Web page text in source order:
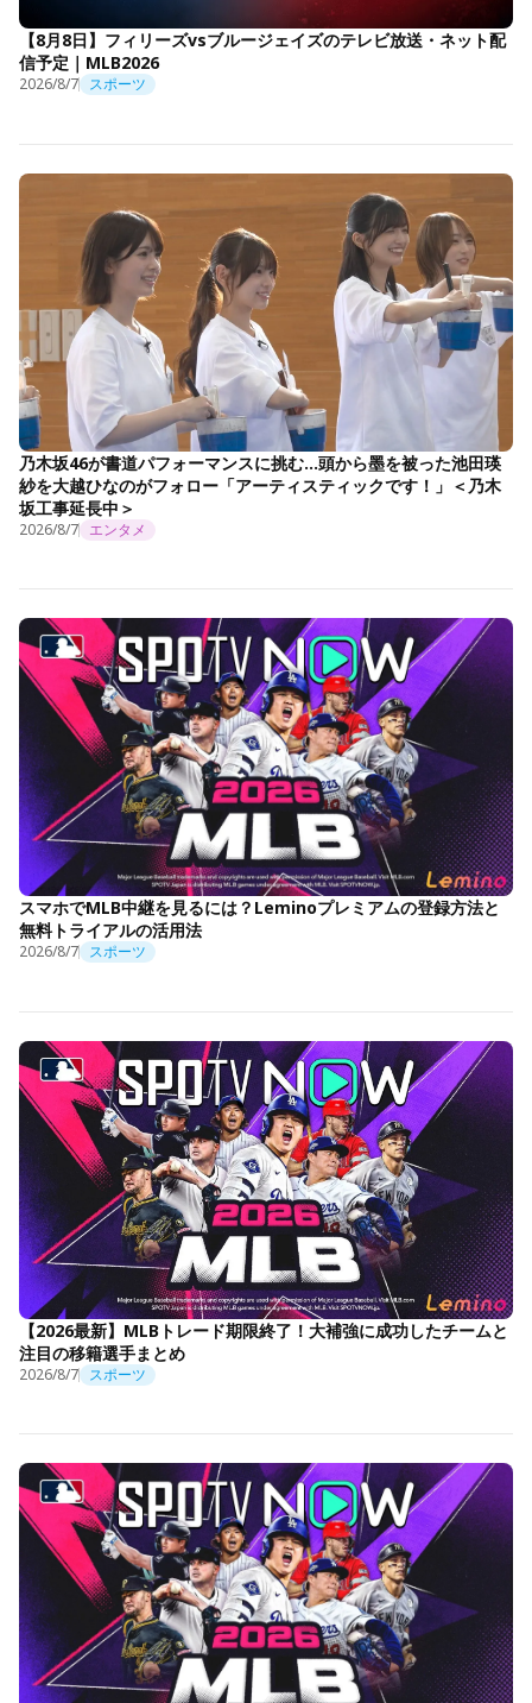
【8月8日】フィリーズvsブルージェイズのテレビ放送・ネット配
信予定｜MLB2026
2026/8/7 スポーツ
乃木坂46が書道パフォーマンスに挑む…頭から墨を被った池田瑛
紗を大越ひなのがフォロー「アーティスティックです！」＜乃木
坂工事延長中＞
2026/8/7 エンタメ
スマホでMLB中継を見るには？Leminoプレミアムの登録方法と
無料トライアルの活用法
2026/8/7 スポーツ
【2026最新】MLBトレード期限終了！大補強に成功したチームと
注目の移籍選手まとめ
2026/8/7 スポーツ